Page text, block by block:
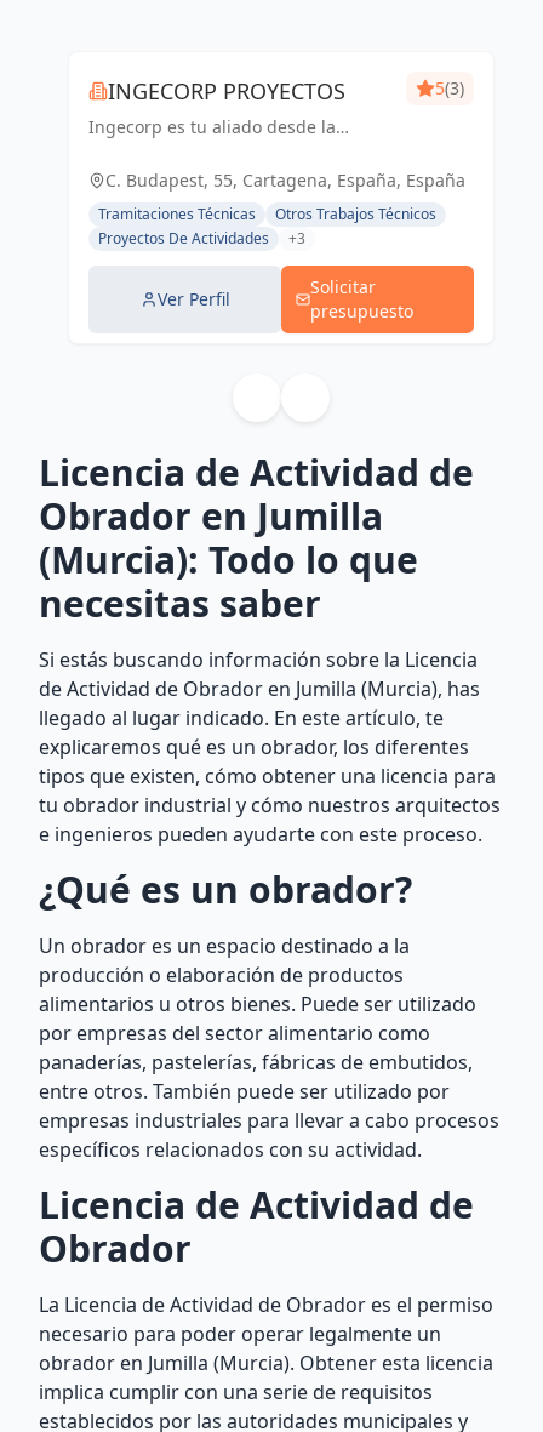
INGECORP PROYECTOS
Ingecorp es tu aliado desde la
proyecto. Especializados en licencias,
proyectos ejecutivos, reformas y
energía solar. Expertos compr...
5(3)
C. Budapest, 55, Cartagena, España, España
Tramitaciones Técnicas
Otros Trabajos Técnicos
Proyectos De Actividades
+3
Ver Perfil
Solicitar
presupuesto
Licencia de Actividad de
Obrador en Jumilla
(Murcia): Todo lo que
necesitas saber
Si estás buscando información sobre la Licencia
de Actividad de Obrador en Jumilla (Murcia), has
llegado al lugar indicado. En este artículo, te
explicaremos qué es un obrador, los diferentes
tipos que existen, cómo obtener una licencia para
tu obrador industrial y cómo nuestros arquitectos
e ingenieros pueden ayudarte con este proceso.
¿Qué es un obrador?
Un obrador es un espacio destinado a la
producción o elaboración de productos
alimentarios u otros bienes. Puede ser utilizado
por empresas del sector alimentario como
panaderías, pastelerías, fábricas de embutidos,
entre otros. También puede ser utilizado por
empresas industriales para llevar a cabo procesos
específicos relacionados con su actividad.
Licencia de Actividad de
Obrador
La Licencia de Actividad de Obrador es el permiso
necesario para poder operar legalmente un
obrador en Jumilla (Murcia). Obtener esta licencia
implica cumplir con una serie de requisitos
establecidos por las autoridades municipales y